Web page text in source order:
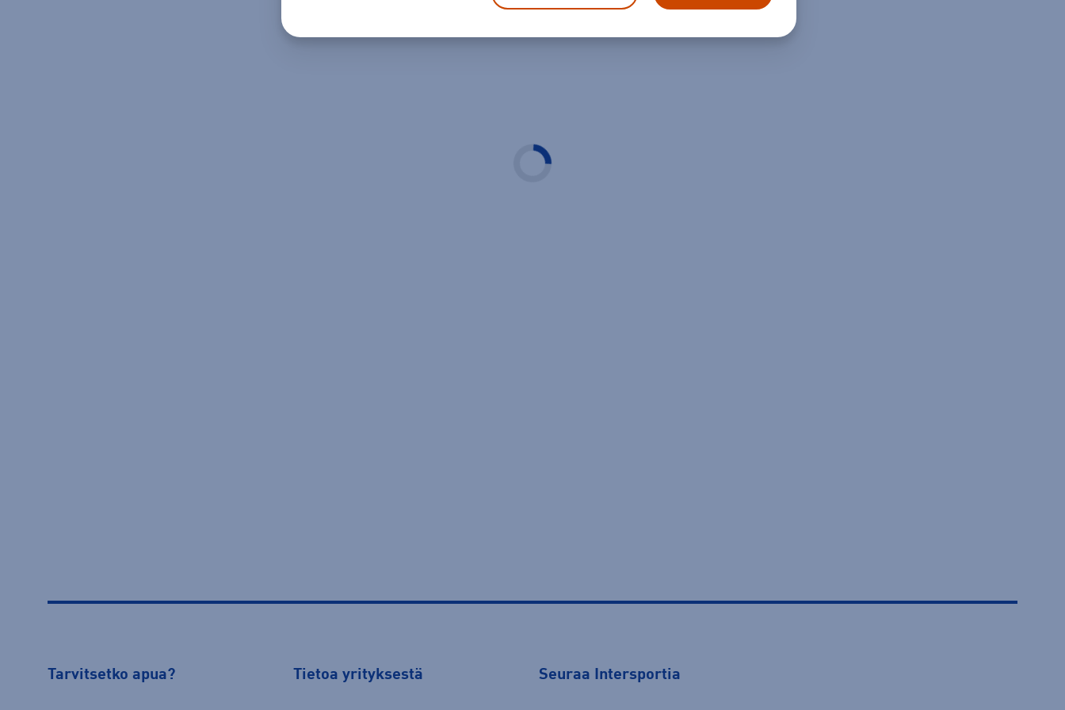
Tarvitsetko apua? Tietoa yrityksestä Seuraa Intersportia